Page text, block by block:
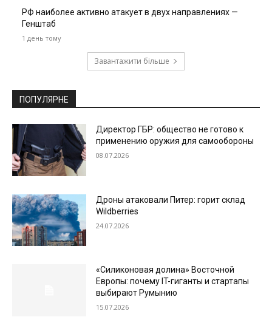
РФ наиболее активно атакует в двух направлениях —
Генштаб
1 день тому
Завантажити більше
ПОПУЛЯРНЕ
Директор ГБР: общество не готово к
применению оружия для самообороны
08.07.2026
Дроны атаковали Питер: горит склад
Wildberries
24.07.2026
«Силиконовая долина» Восточной
Европы: почему IT-гиганты и стартапы
выбирают Румынию
15.07.2026